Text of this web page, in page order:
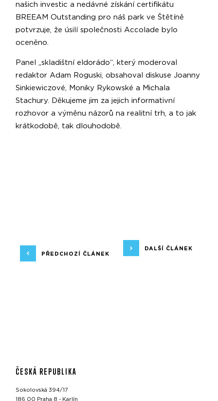
našich investic a nedávné získání certifikátu
BREEAM Outstanding pro náš park ve Štětíně
potvrzuje, že úsilí společnosti Accolade bylo
oceněno.
Panel „skladištní eldorádo“, který moderoval
redaktor Adam Roguski, obsahoval diskuse Joanny
Sinkiewiczové, Moniky Rykowské a Michala
Stachury. Děkujeme jim za jejich informativní
rozhovor a výměnu názorů na realitní trh, a to jak
krátkodobě, tak dlouhodobě.
PŘEDCHOZÍ ČLÁNEK
DALŠÍ ČLÁNEK
ČESKÁ REPUBLIKA
Sokolovská 394/17
186 00 Praha 8 - Karlín